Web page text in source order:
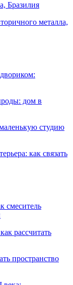
Бразилия
металла,
дом в
студию
как связать
смеситель
рассчитать
пространство